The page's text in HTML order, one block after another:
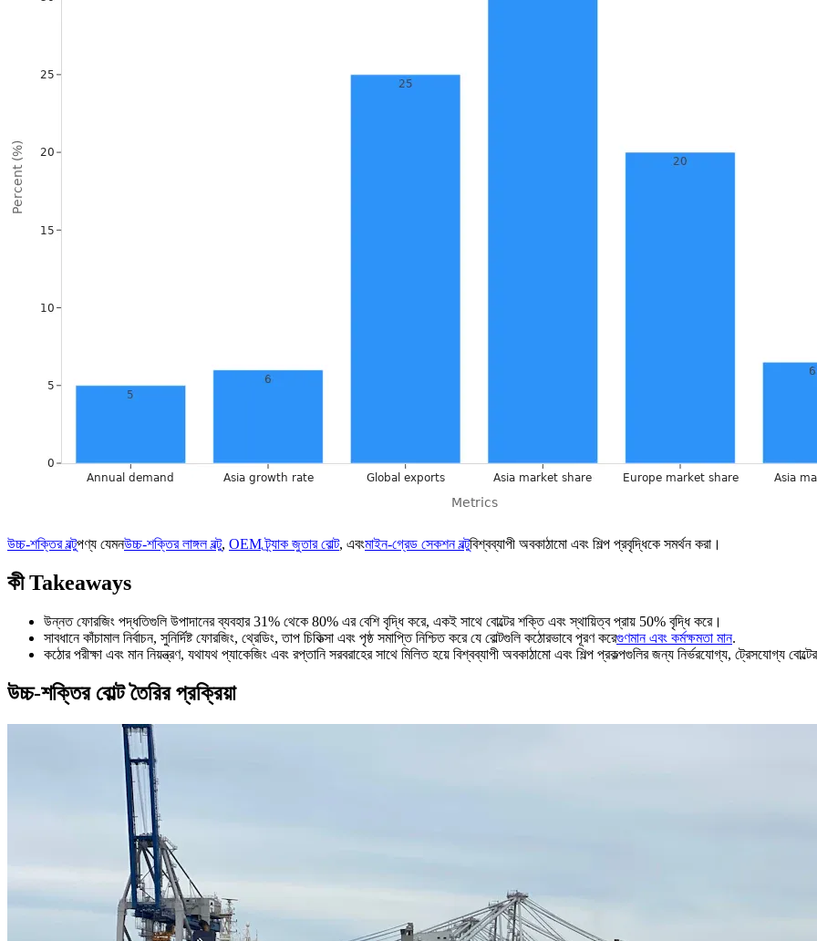
উচ্চ-শক্তির বল্টুপণ্য যেমনউচ্চ-শক্তির লাঙ্গল বল্টু, OEM ট্র্যাক জুতার বোল্ট, এবংমাইন-গ্রেড সেকশন বল্টুবিশ্বব্যাপী অবকাঠামো এবং শিল্প প্রবৃদ্ধিকে সমর্থন করা।
কী Takeaways
উন্নত ফোরজিং পদ্ধতিগুলি উপাদানের ব্যবহার 31% থেকে 80% এর বেশি বৃদ্ধি করে, একই সাথে বোল্টের শক্তি এবং স্থায়িত্ব প্রায় 50% বৃদ্ধি করে।
সাবধানে কাঁচামাল নির্বাচন, সুনির্দিষ্ট ফোরজিং, থ্রেডিং, তাপ চিকিত্সা এবং পৃষ্ঠ সমাপ্তি নিশ্চিত করে যে বোল্টগুলি কঠোরভাবে পূরণ করেগুণমান এবং কর্মক্ষমতা মান.
কঠোর পরীক্ষা এবং মান নিয়ন্ত্রণ, যথাযথ প্যাকেজিং এবং রপ্তানি সরবরাহের সাথে মিলিত হয়ে বিশ্বব্যাপী অবকাঠামো এবং শিল্প প্রকল্পগুলির জন্য নির্ভরযোগ্য, ট্রেসযোগ্য
উচ্চ-শক্তির বোল্ট তৈরির প্রক্রিয়া